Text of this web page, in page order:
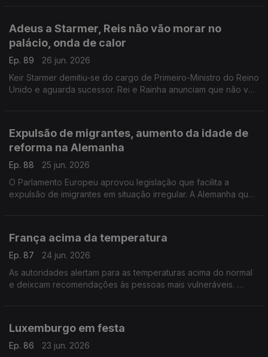
Adeus a Starmer, Reis não vão morar no
palácio, onda de calor
Ep. 89
26 jun. 2026
Keir Starmer demitiu-se do cargo de Primeiro-Ministro do Reino
Unido e aguarda sucessor. Rei e Rainha anunciam que não vão
Expulsão de migrantes, aumento da idade de
reforma na Alemanha
Ep. 88
25 jun. 2026
O Parlamento Europeu aprovou legislação que facilita a
expulsão de imigrantes em situação irregular. A Alemanha quer
França acima da temperatura
Ep. 87
24 jun. 2026
As autoridades alertam para as temperaturas acima do normal
e deixcam recomendações às pessoas mais vulneráveis.
Luxemburgo em festa
Ep. 86
23 jun. 2026